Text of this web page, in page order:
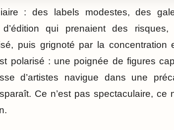
: des labels modestes, des
qui prenaient des risques,
puis grignoté par la concentration
polarisé : une poignée de figures
d’artistes navigue dans une
Ce n’est pas spectaculaire, ce